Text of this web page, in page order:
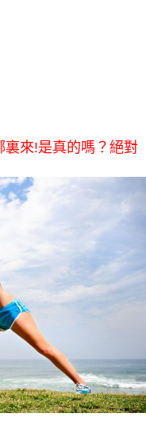
來!是真的嗎？絕對